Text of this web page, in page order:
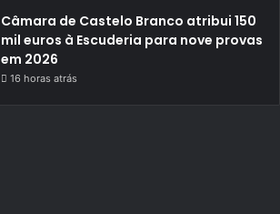
Câmara de Castelo Branco atribui 150
mil euros à Escuderia para nove provas
em 2026
16 horas atrás